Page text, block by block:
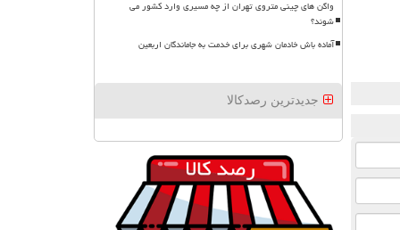
واگن های چینی متروی تهران از چه مسیری وارد کشور می
شوند؟
آماده باش خادمان شهری برای خدمت به جاماندگان اربعین
جدیدترین رصدکالا